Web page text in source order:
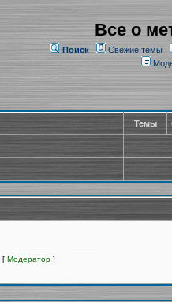
Все о
Поиск Свежие темы
Темы
[ Модератор ]